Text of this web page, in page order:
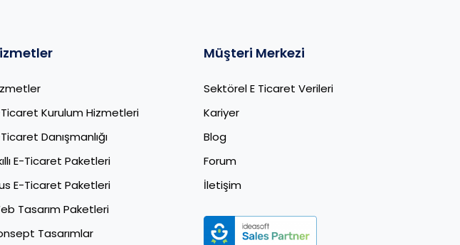
Kurulum Hizmetleri
Danışmanlığı
E-Ticaret Paketleri
E-Ticaret Paketleri
Tasarım Paketleri
Tasarımlar
Müşteri Merkezi
Sektörel E Ticaret Verileri
Kariyer
Blog
Forum
İletişim